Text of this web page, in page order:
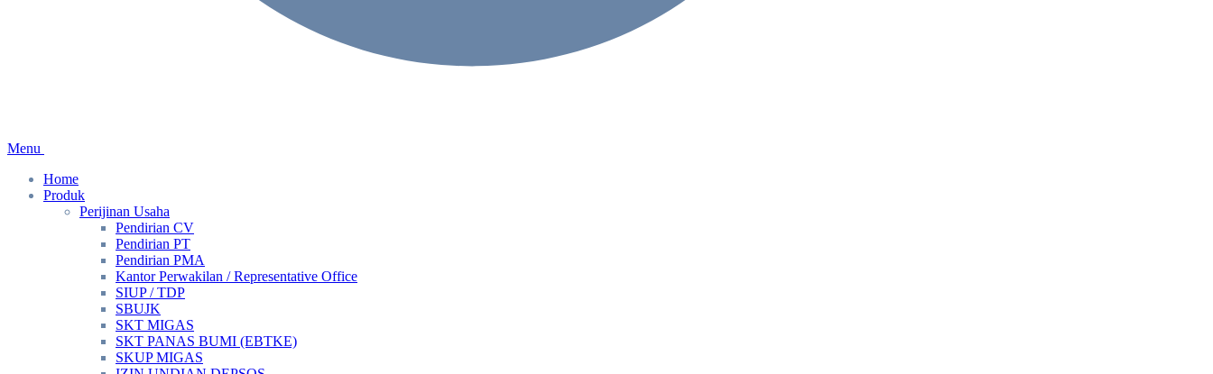
Menu
Home
Produk
Perijinan Usaha
Pendirian CV
Pendirian PT
Pendirian PMA
Kantor Perwakilan / Representative Office
SIUP / TDP
SBUJK
SKT MIGAS
SKT PANAS BUMI (EBTKE)
SKUP MIGAS